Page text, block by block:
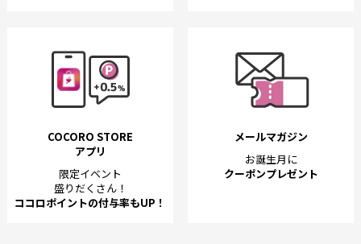
COCORO STORE
アプリ
限定イベント
盛りだくさん！
ココロポイントの付与率もUP！
メールマガジン
お誕生月に
クーポンプレゼント